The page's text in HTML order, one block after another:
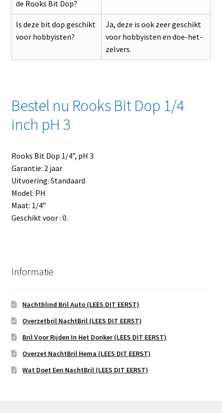
de Rooks Bit Dop?
Is deze bit dop geschikt
voor hobbyisten?
Ja, deze is ook zeer geschikt
voor hobbyisten en doe-het-
zelvers.
Bestel nu Rooks Bit Dop 1/4
inch pH 3
Rooks Bit Dop 1/4”, pH 3
Garantie: 2 jaar
Uitvoering: Standaard
Model: PH
Maat: 1/4”
Geschikt voor : 0.
Informatie
Nachtblind Bril Auto (LEES DIT EERST)
Overzetbril NachtBril (LEES DIT EERST)
Bril Voor Rijden In Het Donker (LEES DIT EERST)
Overzet NachtBril Hema (LEES DIT EERST)
Wat Doet Een NachtBril (LEES DIT EERST)